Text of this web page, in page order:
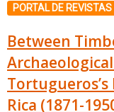
PORTAL DE
Between
Rica (1871-